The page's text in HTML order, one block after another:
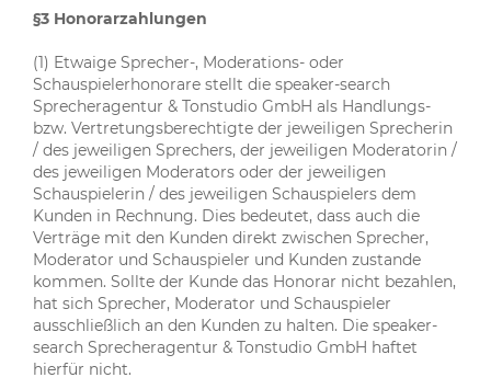
§3 Honorarzahlungen
(1) Etwaige Sprecher-, Moderations- oder
Schauspielerhonorare stellt die speaker-search
Sprecheragentur & Tonstudio GmbH als Handlungs-
bzw. Vertretungsberechtigte der jeweiligen Sprecherin
/ des jeweiligen Sprechers, der jeweiligen Moderatorin /
des jeweiligen Moderators oder der jeweiligen
Schauspielerin / des jeweiligen Schauspielers dem
Kunden in Rechnung. Dies bedeutet, dass auch die
Verträge mit den Kunden direkt zwischen Sprecher,
Moderator und Schauspieler und Kunden zustande
kommen. Sollte der Kunde das Honorar nicht bezahlen,
hat sich Sprecher, Moderator und Schauspieler
ausschließlich an den Kunden zu halten. Die speaker-
search Sprecheragentur & Tonstudio GmbH haftet
hierfür nicht.